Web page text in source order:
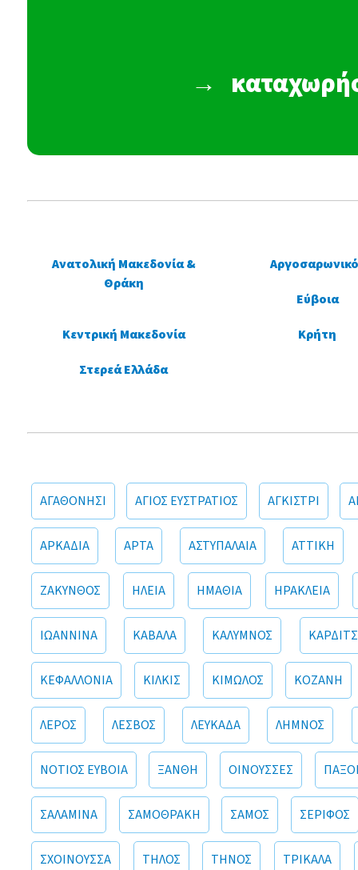
→
Ανατολική Μακεδονία &
Θράκη
Εύβοια
Κεντρική Μακεδονία
Κρήτη
Στερεά Ελλάδα
ΑΓΑΘΟΝΗΣΙ ΑΓΙΟΣ ΕΥΣΤΡΑΤΙΟΣ ΑΓΚΙΣΤΡΙ
ΑΡΚΑΔΙΑ ΑΡΤΑ ΑΣΤΥΠΑΛΑΙΑ ΑΤΤΙΚΗ
ΖΑΚΥΝΘΟΣ ΗΛΕΙΑ ΗΜΑΘΙΑ ΗΡΑΚΛΕΙΑ
ΙΩΑΝΝΙΝΑ ΚΑΒΑΛΑ ΚΑΛΥΜΝΟΣ
ΚΕΦΑΛΛΟΝΙΑ ΚΙΛΚΙΣ ΚΙΜΩΛΟΣ ΚΟΖΑΝΗ
ΛΕΡΟΣ ΛΕΣΒΟΣ ΛΕΥΚΑΔΑ ΛΗΜΝΟΣ
ΝΟΤΙΟΣ ΕΥΒΟΙΑ ΞΑΝΘΗ ΟΙΝΟΥΣΣΕΣ
ΣΑΛΑΜΙΝΑ ΣΑΜΟΘΡΑΚΗ ΣΑΜΟΣ ΣΕΡΙΦΟΣ
ΣΧΟΙΝΟΥΣΣΑ ΤΗΛΟΣ ΤΗΝΟΣ ΤΡΙΚΑΛΑ